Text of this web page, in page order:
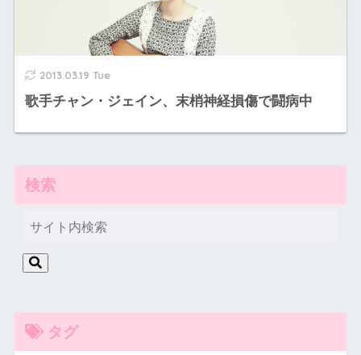
2013.03.19 Tue
歌手チャン・ジェイン、末梢神経損傷で闘病中
検索
タグ